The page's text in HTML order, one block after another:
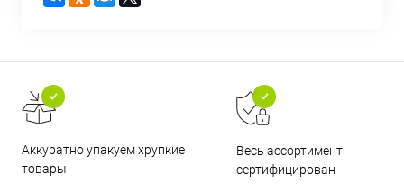
Аккуратно упакуем хрупкие
товары
Весь ассортимент
сертифицирован